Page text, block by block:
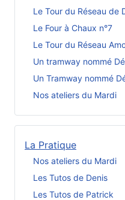
Le Tour du Réseau de
Le Four à Chaux n°7
Le Tour du Réseau
Un tramway nommé
Un Tramway nommé
Nos ateliers du Mardi
La Pratique
Nos ateliers du Mardi
Les Tutos de Denis
Les Tutos de Patrick